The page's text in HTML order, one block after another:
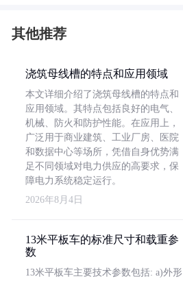
其他推荐
浇筑母线槽的特点和应用领域
本文详细介绍了浇筑母线槽的特点和
应用领域。其特点包括良好的电气、
机械、防火和防护性能。在应用上，
广泛用于商业建筑、工业厂房、医院
和数据中心等场所，凭借自身优势满
足不同领域对电力供应的高要求，保
障电力系统稳定运行。
2026年8月4日
13米平板车的标准尺寸和载重参
数
13米平板车主要技术参数包括: a)外形